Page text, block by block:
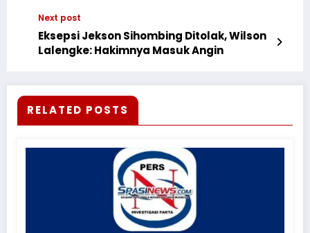
Next post
Eksepsi Jekson Sihombing Ditolak, Wilson
Lalengke: Hakimnya Masuk Angin
RELATED POSTS